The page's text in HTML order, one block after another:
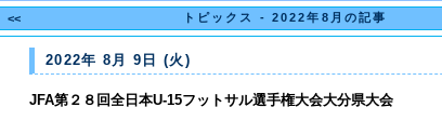
<< トピックス - 2022年8月の記事
2022年 8月 9日 (火)
JFA第２８回全日本U-15フットサル選手権大会大分県大会